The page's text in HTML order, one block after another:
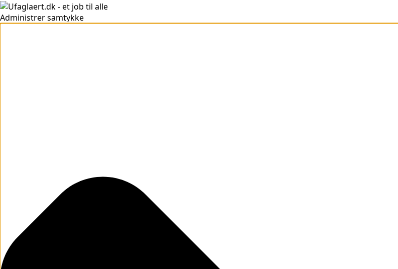
Administrer samtykke